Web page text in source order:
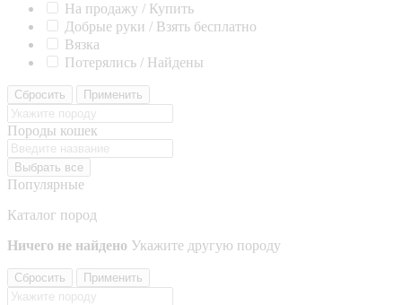
На продажу / Купить
Добрые руки / Взять бесплатно
Вязка
Потерялись / Найдены
Сбросить Применить
Породы кошек
Выбрать все
Популярные
Каталог пород
Ничего не найдено Укажите другую породу
Сбросить Применить